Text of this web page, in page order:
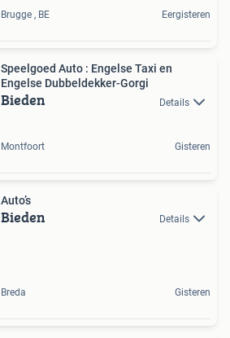
Brugge , BE Eergisteren
Speelgoed Auto : Engelse Taxi en
Engelse Dubbeldekker-Gorgi
Bieden Details
Montfoort Gisteren
Auto’s
Bieden Details
Breda Gisteren